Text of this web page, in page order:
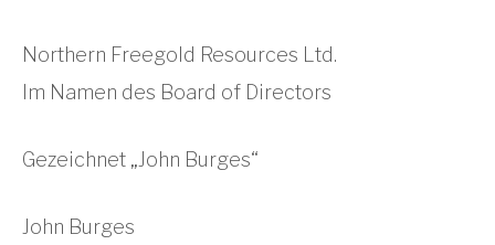
Northern Freegold Resources Ltd.
Im Namen des Board of Directors
Gezeichnet „John Burges“
John Burges